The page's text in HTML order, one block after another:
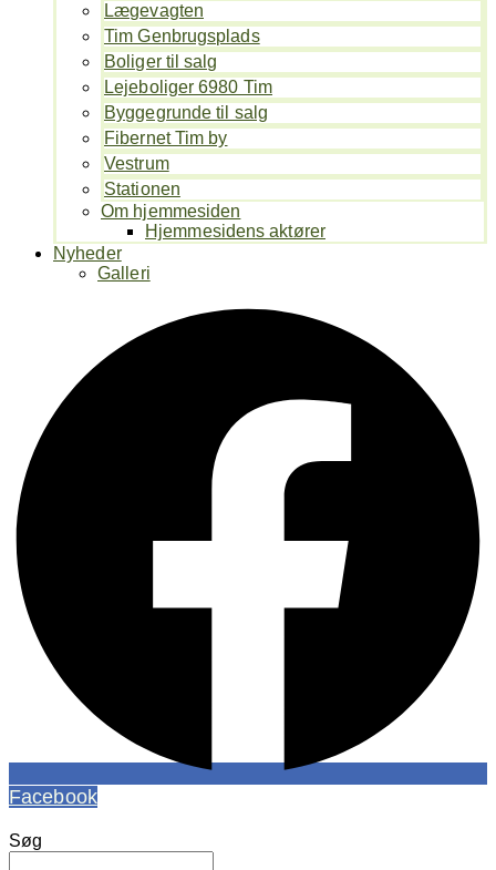
Lægevagten
Tim Genbrugsplads
Boliger til salg
Lejeboliger 6980 Tim
Byggegrunde til salg
Fibernet Tim by
Vestrum
Stationen
Om hjemmesiden
Hjemmesidens aktører
Nyheder
Galleri
Facebook
Søg